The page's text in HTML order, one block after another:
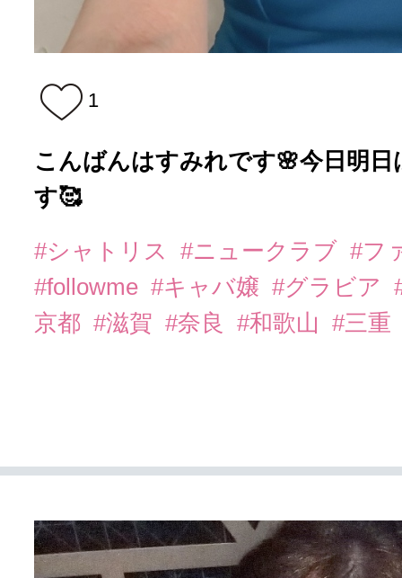
1
こんばんはすみれです🌸今日明
す🥰
#シャトリス #ニュークラブ #フ
#followme #キャバ嬢 #グラビア
京都 #滋賀 #奈良 #和歌山 #三重